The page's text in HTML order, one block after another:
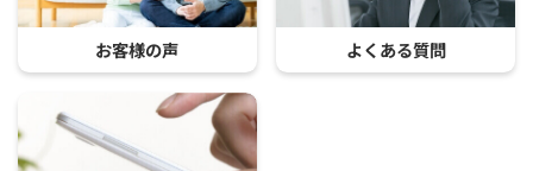
お客様の声 よくある質問